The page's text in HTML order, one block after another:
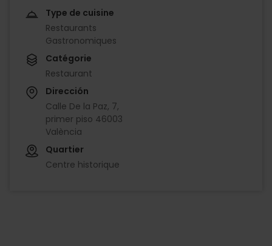
Type de cuisine
Restaurants
Gastronomiques
Catégorie
Restaurant
Dirección
Calle De la Paz, 7,
primer piso 46003
València
Quartier
Centre historique